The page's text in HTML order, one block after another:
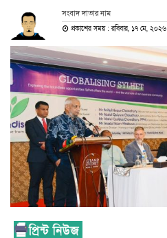
সংবাদ দাতার নাম
প্রকাশের সময় : রবিবার, ১৭ মে, ২০২৬